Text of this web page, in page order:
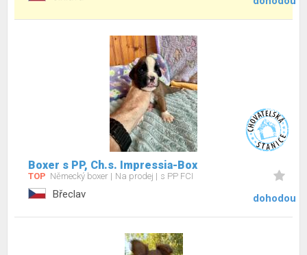
Boxer s PP, Ch.s. Impressia-Box
TOP Německý boxer Na prodej s PP FCI
Břeclav dohodou